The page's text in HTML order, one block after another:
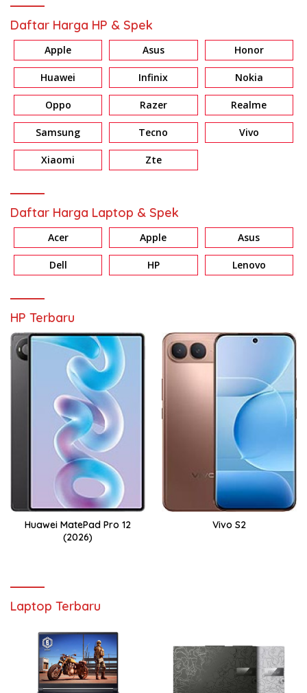
Daftar Harga HP & Spek
Apple Asus Honor
Huawei Infinix Nokia
Oppo Razer Realme
Samsung Tecno Vivo
Xiaomi Zte
Daftar Harga Laptop & Spek
Acer Apple Asus
Dell HP Lenovo
HP Terbaru
Huawei MatePad Pro 12
(2026)
Vivo S2
Laptop Terbaru